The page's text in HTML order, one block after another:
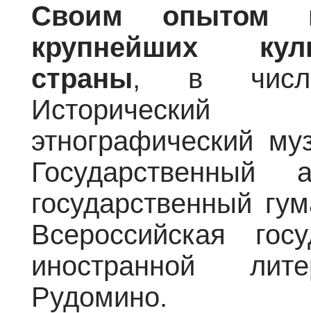
Своим опытом
крупнейших
страны, в
Исторический
этнографический
государственный
Всероссийская
иностранной
Рудомино.